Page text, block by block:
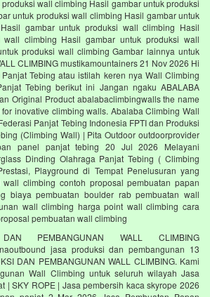
wall climbing Hasil gambar untuk produksi
untuk produksi wall climbing Hasil gambar untuk
gambar untuk produksi wall climbing Hasil
wall climbing Hasil gambar untuk produksi wall
produksi wall climbing Gambar lainnya untuk
CLIMBING mustikamountainers 21 Nov 2026 Hi
Tebing atau istilah keren nya Wall Climbing
Tebing berikut ini Jangan ngaku ABALABA
Original Product abalabaclimbingwalls the name
inovative climbing walls. Abalaba Climbing Wall
Panjat Tebing Indonesia FPTI dan Produksi
(Climbing Wall) | Pita Outdoor outdoorprovider
panel panjat tebing 20 Jul 2026 Melayani
Dinding Olahraga Panjat Tebing ( Climbing
Playground di Tempat Penelusuran yang
climbing contoh proposal pembuatan papan
biaya pembuatan boulder rab pembuatan wall
wall climbing harga point wall climbing cara
pembuatan wall climbing
PEMBANGUNAN WALL CLIMBING
jasa produksi dan pembangunan 13
DAN PEMBANGUNAN WALL CLIMBING. Kami
Wall Climbing untuk seluruh wilayah Jasa
| SKY ROPE | Jasa pembersih kaca skyrope 2026